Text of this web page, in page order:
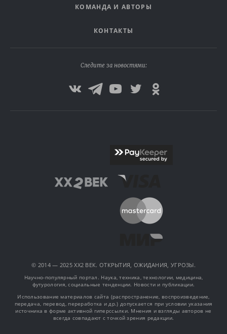
КОМАНДА И АВТОРЫ
КОНТАКТЫ
Следите за новостями:
© 2014 — 2025 XX2 ВЕК. ОТКРЫТИЯ, ОЖИДАНИЯ, УГРОЗЫ.
Научно-популярный портал. Наука, техника, технологии, медицина,
футурология, социальные тенденции. Новости и публикации.
Использование материалов сайта (распространение, воспроизведение,
передача, перевод, переработка и др.) допускается при условии указания
источника в форме активной гиперссылки. Мнения и взгляды авторов не
всегда совпадают с точкой зрения редакции.